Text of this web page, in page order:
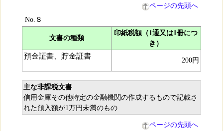
ページの先頭へ
No.８
文書の種類
印紙税額（1通又は1冊につ
き）
預金証書、貯金証書
200円
主な非課税文書
信用金庫その他特定の金融機関の作成するもので記載さ
れた預入額が1万円未満のもの
ページの先頭へ